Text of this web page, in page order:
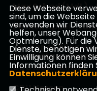
Max Schad (MdL)
Patrick Appel -
Johannes
CDU Main-Kinzig
CDU Hessen
Diese Webseite
sind, um die
verwenden wir
helfen, unser
Optmierung). Für
Dienste, benötigen
Einwilligung können
Informationen finden